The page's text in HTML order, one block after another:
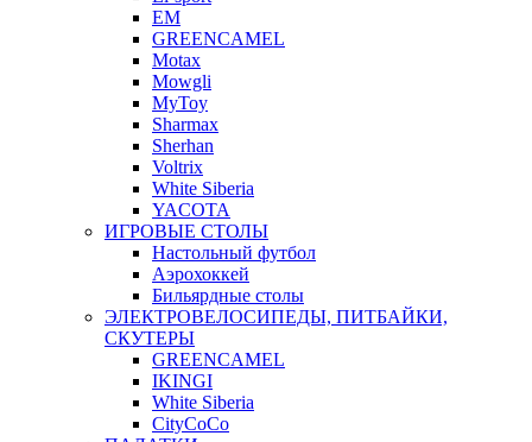
EM
GREENCAMEL
Motax
Mowgli
MyToy
Sharmax
Sherhan
Voltrix
White Siberia
YACOTA
ИГРОВЫЕ СТОЛЫ
Настольный футбол
Аэрохоккей
Бильярдные столы
ЭЛЕКТРОВЕЛОСИПЕДЫ, ПИТБАЙКИ,
СКУТЕРЫ
GREENCAMEL
IKINGI
White Siberia
CityCoCo